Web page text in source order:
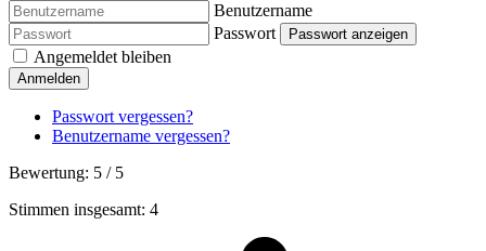
Benutzername
Passwort
Passwort anzeigen
Angemeldet bleiben
Anmelden
Passwort vergessen?
Benutzername vergessen?
Bewertung: 5 / 5
Stimmen insgesamt: 4